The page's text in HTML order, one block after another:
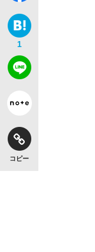
1
コピー